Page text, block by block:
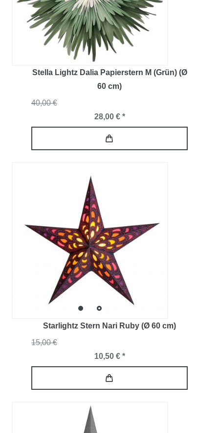
Stella Lightz Dalia Papierstern M (Grün) (Ø
60 cm)
40,00 €
28,00 € *
Starlightz Stern Nari Ruby (Ø 60 cm)
15,00 €
10,50 € *